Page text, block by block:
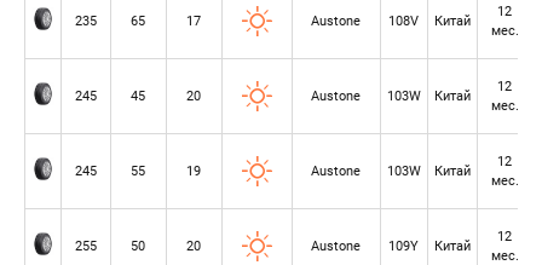
235 65 17 Austone 108V Китай
12
мес.
245 45 20 Austone 103W Китай
12
мес.
245 55 19 Austone 103W Китай
12
мес.
255 50 20 Austone 109Y Китай
12
мес.